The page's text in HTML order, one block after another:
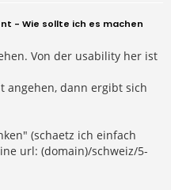
- Wie sollte ich es machen
Von der usability her ist
angehen, dann ergibt sich
(schaetz ich einfach
url: (domain)/schweiz/5-